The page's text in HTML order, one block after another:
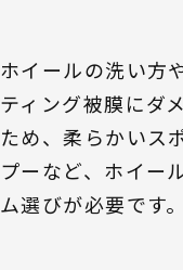
ホイールの洗い方
ティング被膜にダ
ため、柔らかいス
プーなど、ホイー
ム選びが必要です。